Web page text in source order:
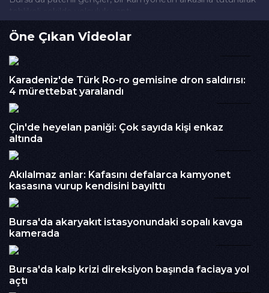
tehlikeli şekilde yolculuk yaptı.
İzlenme : 213
Kategori :
Embed Kodu :
Öne Çıkan Videolar
Karadeniz'de Türk Ro-ro gemisine dron saldırısı:
4 mürettebat yaralandı
Çin'de heyelan paniği: Çok sayıda kişi enkaz
altında
Akılalmaz anlar: Kafasını defalarca kamyonet
kasasına vurup kendisini bayılttı
Bursa'da akaryakıt istasyonundaki sopalı kavga
kamerada
Bursa'da kalp krizi direksiyon başında faciaya yol
açtı